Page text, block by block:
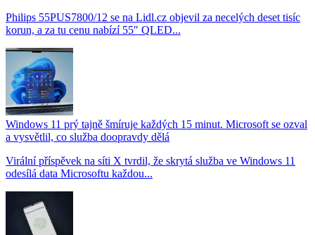
Philips 55PUS7800/12 se na Lidl.cz objevil za necelých deset tisíc
korun, a za tu cenu nabízí 55″ QLED...
Windows 11 prý tajně šmíruje každých 15 minut. Microsoft se ozval
a vysvětlil, co služba doopravdy dělá
Virální příspěvek na síti X tvrdil, že skrytá služba ve Windows 11
odesílá data Microsoftu každou...